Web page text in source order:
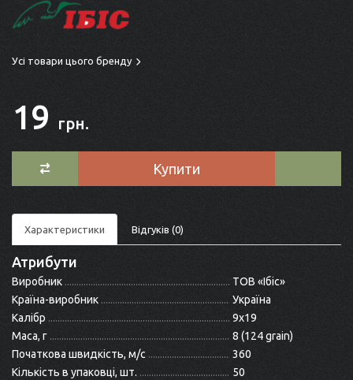
Усі товари цього бренду
19 грн.
Купити
Характеристики Відгуків (0)
Атрибути
Виробник
ТОВ «Ібіс»
Країна-виробник
Україна
Калібр
9x19
Маса, г
8 (124 grain)
Початкова швидкість, м/с
360
Кількість в упаковці, шт.
50